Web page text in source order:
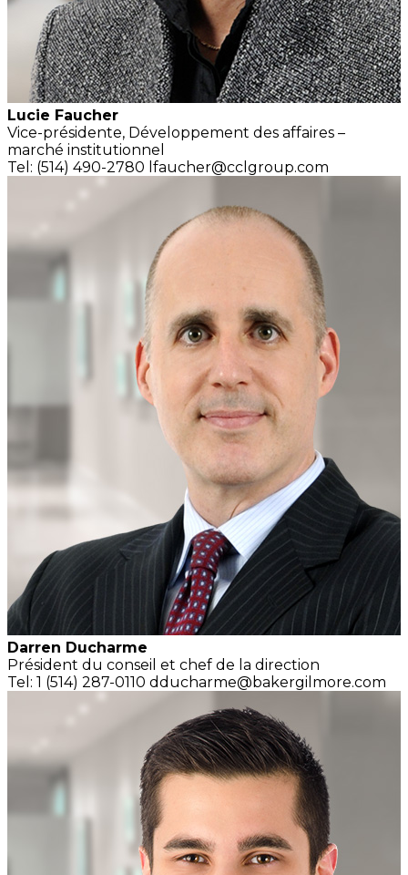
Lucie Faucher
Vice-présidente, Développement des affaires –
marché institutionnel
Tel: (514) 490-2780 lfaucher@cclgroup.com
Darren Ducharme
Président du conseil et chef de la direction
Tel: 1 (514) 287-0110 dducharme@bakergilmore.com